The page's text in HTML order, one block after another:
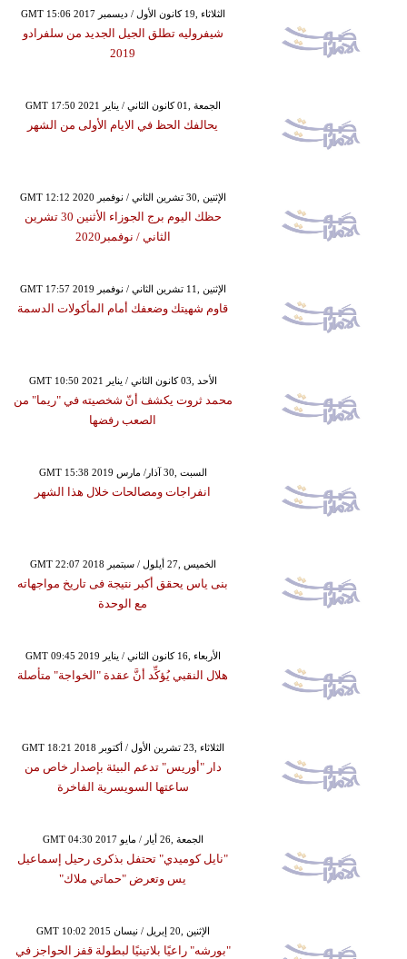
GMT 15:06 2017 الثلاثاء ,19 كانون الأول / ديسمبر
شيفروليه تطلق الجيل الجديد من سلفرادو
2019
GMT 17:50 2021 الجمعة ,01 كانون الثاني / يناير
يحالفك الحظ في الايام الأولى من الشهر
GMT 12:12 2020 الإثنين ,30 تشرين الثاني / نوفمبر
حظك اليوم برج الجوزاء الأثنين 30 تشرين
الثاني / نوفمبر2020
GMT 17:57 2019 الإثنين ,11 تشرين الثاني / نوفمبر
قاوم شهيتك وضعفك أمام المأكولات الدسمة
GMT 10:50 2021 الأحد ,03 كانون الثاني / يناير
محمد ثروت يكشف أنّ شخصيته في "ريما" من
الصعب رفضها
GMT 15:38 2019 السبت ,30 آذار/ مارس
انفراجات ومصالحات خلال هذا الشهر
GMT 22:07 2018 الخميس ,27 أيلول / سبتمبر
بنى ياس يحقق أكبر نتيجة فى تاريخ مواجهاته
مع الوحدة
GMT 09:45 2019 الأربعاء ,16 كانون الثاني / يناير
هلال النقبي يُؤكِّد أنَّ عقدة "الخواجة" متأصلة
GMT 18:21 2018 الثلاثاء ,23 تشرين الأول / أكتوبر
دار "أوريس" تدعم البيئة بإصدار خاص من
ساعتها السويسرية الفاخرة
GMT 04:30 2017 الجمعة ,26 أيار / مايو
"نايل كوميدي" تحتفل بذكرى رحيل إسماعيل
يس وتعرض "حماتي ملاك"
GMT 10:02 2015 الإثنين ,20 إبريل / نيسان
"بورشه" راعيًا بلاتينيًا لبطولة قفز الحواجز في